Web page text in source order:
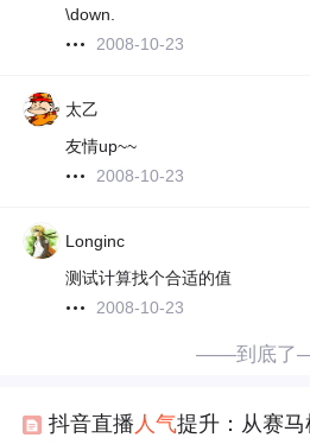
\down.
2008-10-23
太乙
友情up~~
2008-10-23
Longinc
测试计算找个合适的值
2008-10-23
——到底
抖音直播 人气提升：从赛